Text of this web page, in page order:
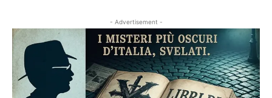
- Advertisement -